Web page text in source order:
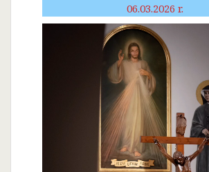
06.03.2026 r.